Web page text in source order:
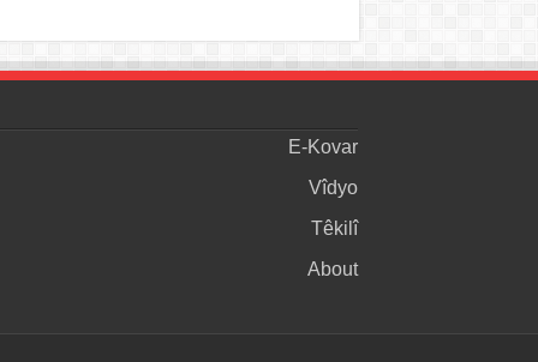
E-Kovar
Vîdyo
Têkilî
About